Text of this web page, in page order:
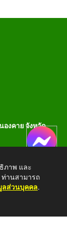
องคาย จังหวัด
ภาพ และ
านสามารถ
ลส่วนบุคคล.